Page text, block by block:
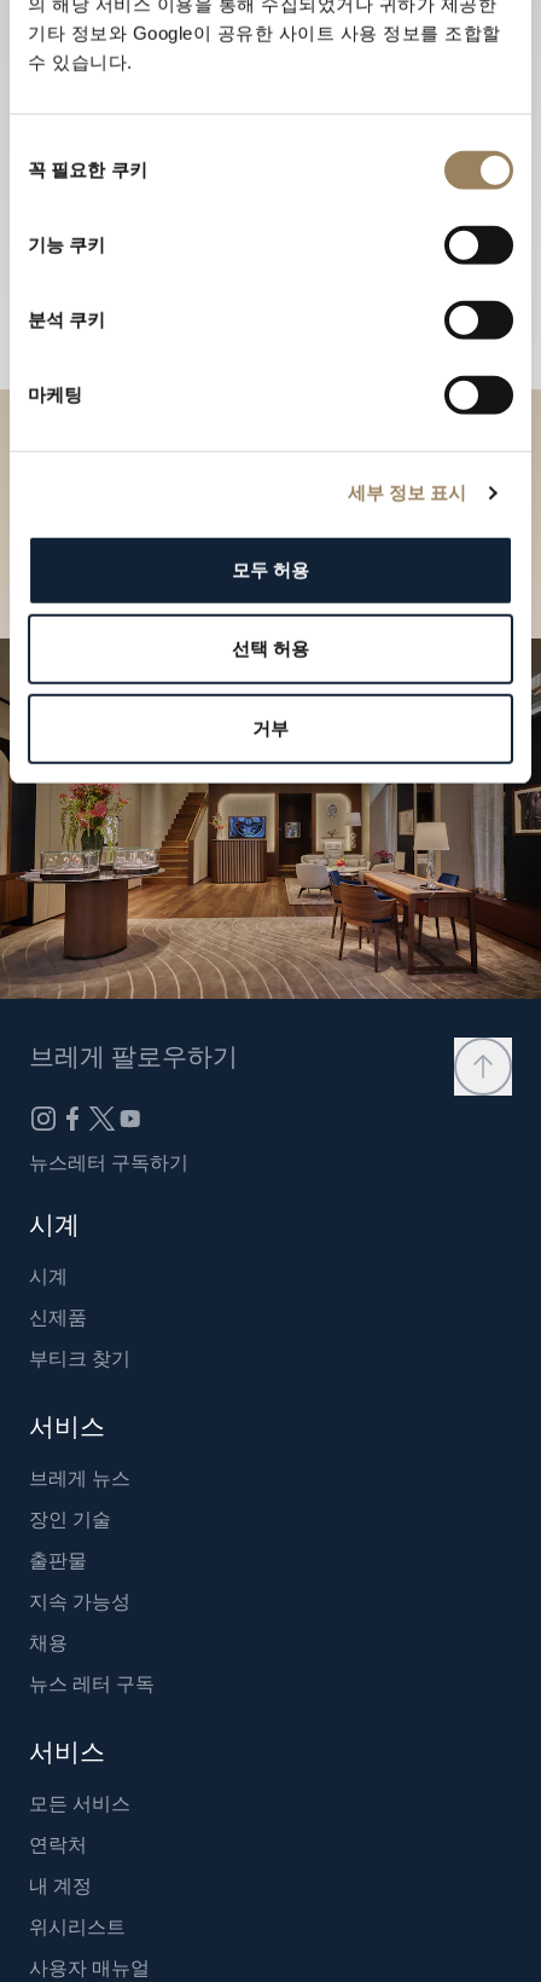
기타 정보와 Google이 공유한 사이트 사용 정보를 조합할
수 있습니다.
꼭 필요한 쿠키
기능 쿠키
분석 쿠키
마케팅
세부 정보 표시
모두 허용
선택 허용
거부
부티크에서 브레게 컬렉션을 만
부티크 찾기
브레게 팔로우하기
뉴스레터 구독하기
시계
시계
신제품
부티크 찾기
서비스
브레게 뉴스
장인 기술
출판물
지속 가능성
채용
뉴스 레터 구독
서비스
모든 서비스
연락처
내 계정
위시리스트
사용자 매뉴얼